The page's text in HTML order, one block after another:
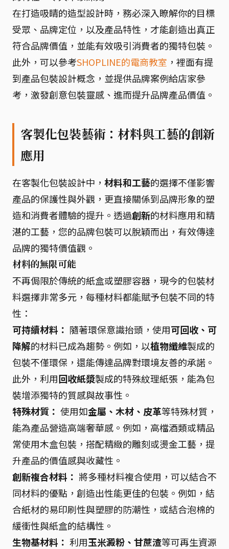
在打造吸睛的造型設計時，務必深入瞭解你的目標
受眾、品牌定位，以及產品特性，才能創造出真正
符合品牌價值，並能有效吸引消費者的獨特包裝。
此外，可以參考SHOPLINE的電商教室 ，裡面有提
到產品包裝設計概念，並提供品牌案例給店家參
考，激發創意包裝靈感、進而提升品牌產品價值。
客製化包裝藝術：材料與工藝的創新
應用
在客製化包裝設計中， 材料和工藝的選擇不僅影響
產品的保護性與外觀，更直接關係到品牌形象的塑
造和消費者體驗的提升。透過創新的材料應用和精
湛的工藝，您的品牌包裝可以脫穎而出，有效傳達
品牌的獨特價值觀。
材料的無限可能
不再侷限於傳統的紙盒或塑膠容器，現今的包裝材
料選擇非常多元，每種材料都能賦予包裝不同的特
性：
可持續材料： 隨著環保意識抬頭，使用可回收、可
降解的材料已成為趨勢。例如，以植物纖維製成的
包裝不僅環保，還能傳達品牌對環境友善的承諾。
此外，利用回收紙漿製成的特殊紋理紙張，能為包
裝增添獨特的質感與故事性。
特殊材質： 使用如金屬、木材、皮革等特殊材質，
能為產品營造高端奢華感。例如，高檔酒類或精品
常使用木盒包裝，搭配精緻的雕刻或燙金工藝，提
升產品的價值感與收藏性。
創新複合材料： 將多種材料複合使用，可以結合不
同材料的優點，創造出性能更佳的包裝。例如，結
合紙材的易印刷性與塑膠的防潮性，或結合泡棉的
緩衝性與紙盒的結構性。
生物基材料： 利用玉米澱粉、甘蔗渣等可再生資源